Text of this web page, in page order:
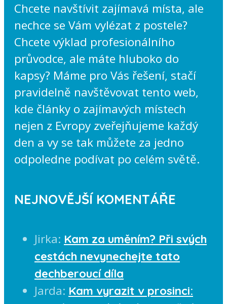
Chcete navštívit zajímavá místa, ale
nechce se Vám vylézat z postele?
Chcete výklad profesionálního
průvodce, ale máte hluboko do
kapsy? Máme pro Vás řešení, stačí
pravidelně navštěvovat tento web,
kde články o zajímavých místech
nejen z Evropy zveřejňujeme každý
den a vy se tak můžete za jedno
odpoledne podívat po celém světě.
NEJNOVĚJŠÍ KOMENTÁŘE
Jirka: Kam za uměním? Při svých
cestách nevynechejte tato
dechberoucí díla
Jarda: Kam vyrazit v prosinci: